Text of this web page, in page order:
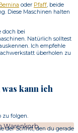
Warenkorb.
oder Pfaff, beide
Diese Maschinen halten
doch bei
Natürlich solltest
Ich empfehle
überholen zu
kann ich
folgen.
der Schritt, den du gerade